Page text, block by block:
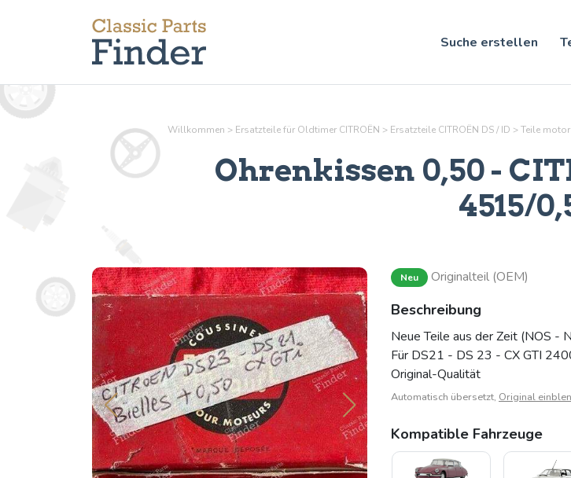
Suche erstellen
Willkommen > Ersatzteile für Oldtimer CITROËN > Ersatzteile CITROËN DS / ID >Teile motor
Ohrenkissen 0,50-
4515/
Neu Originalteil (OEM)
Beschreibung
Neue Teile aus der Zeit (NOS -
Für DS21 - DS 23 - CX GTI
Original-Qualität
Automatisch übersetzt, Original
Kompatible Fahrzeuge